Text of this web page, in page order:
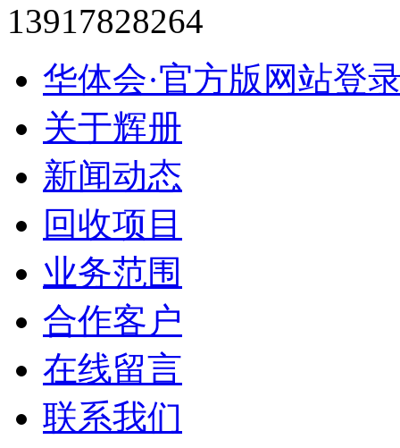
13917828264
华体会·官方版网站登
关于辉册
新闻动态
回收项目
业务范围
合作客户
在线留言
联系我们